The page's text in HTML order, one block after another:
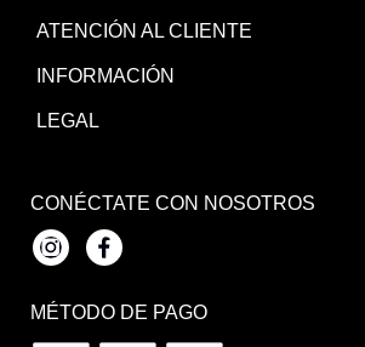
ATENCIÓN AL CLIENTE
INFORMACIÓN
LEGAL
CONÉCTATE CON NOSOTROS
InstagramFacebook
MÉTODO DE PAGO